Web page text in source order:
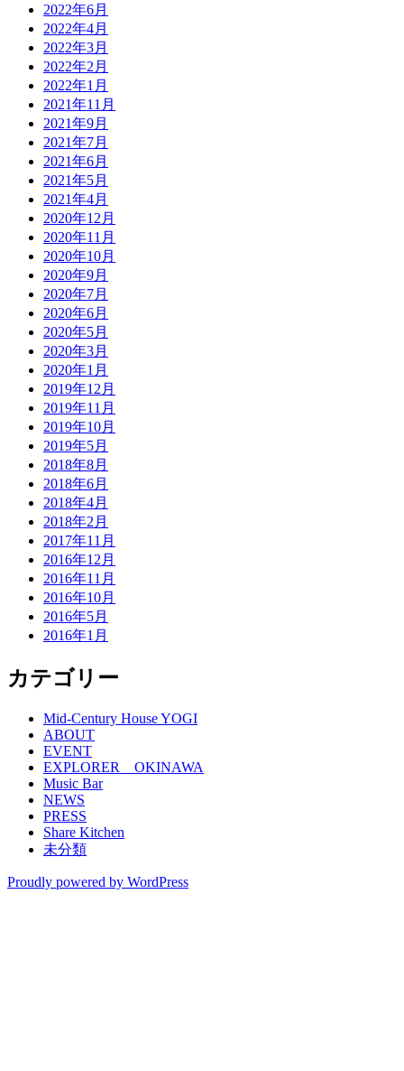
2022年6月
2022年4月
2022年3月
2022年2月
2022年1月
2021年11月
2021年9月
2021年7月
2021年6月
2021年5月
2021年4月
2020年12月
2020年11月
2020年10月
2020年9月
2020年7月
2020年6月
2020年5月
2020年3月
2020年1月
2019年12月
2019年11月
2019年10月
2019年5月
2018年8月
2018年6月
2018年4月
2018年2月
2017年11月
2016年12月
2016年11月
2016年10月
2016年5月
2016年1月
カテゴリー
Mid-Century House YOGI
ABOUT
EVENT
EXPLORER OKINAWA
Music Bar
NEWS
PRESS
Share Kitchen
未分類
Proudly powered by WordPress